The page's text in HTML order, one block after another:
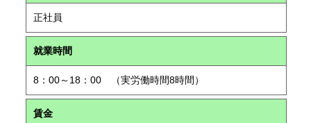
正社員
就業時間
8：00～18：00 （実労働時間8時間）
賃金